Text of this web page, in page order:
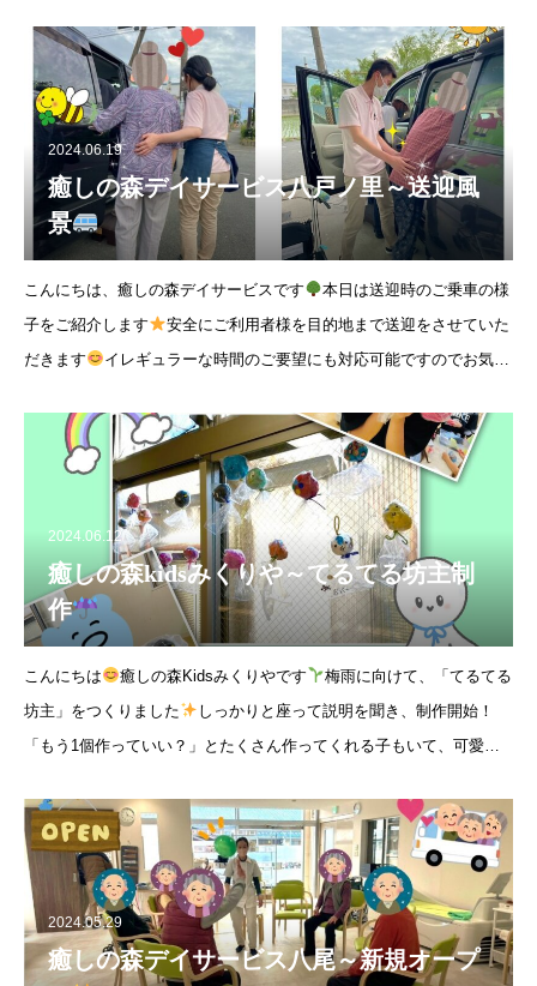
2024.06.19
癒しの森デイサービス八戸ノ里～送迎風
景
こんにちは、癒しの森デイサービスです
本日は送迎時のご乗車の様
子をご紹介します
安全にご利用者様を目的地まで送迎をさせていた
だきます
イレギュラーな時間のご要望にも対応可能ですのでお気軽
2024.06.12
癒しの森kidsみくりや～てるてる坊主制
作
こんにちは 癒しの森Kidsみくりやです
梅雨に向けて、「てるてる
坊主」をつくりました
しっかりと座って説明を聞き、制作開始！
「もう1個作っていい？」とたくさん作ってくれる子もいて、可愛い
きあがりま
2024.05.29
癒しの森デイサービス八尾～新規オープ